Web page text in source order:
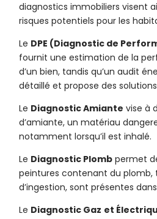
diagnostics immobiliers visent
risques potentiels pour les
Le DPE (Diagnostic de
fournit une estimation de la
d’un bien, tandis qu’un audit
détaillé et propose des
Le Diagnostic Amiante vise à
d’amiante, un matériau
notamment lorsqu’il est inhalé.
Le Diagnostic Plomb permet
peintures contenant du plomb,
d’ingestion, sont présentes
Le Diagnostic Gaz et